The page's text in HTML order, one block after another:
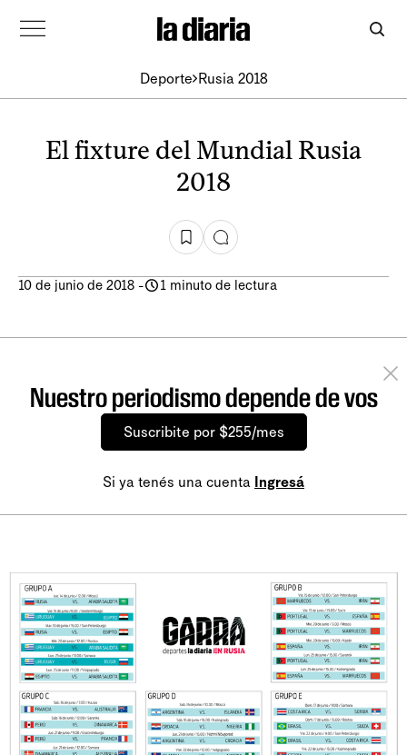
Deporte Rusia 2018
El fixture del Mundial Rusia
2018
10 de junio de 2018 - 1 minuto de lectura
Nuestro periodismo depende de vos
Suscribite por $255/mes
Si ya tenés una cuenta Ingresá